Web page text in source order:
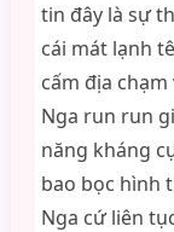
tin đây là sự
cái mát lạnh
cấm địa
Nga run run
năng kháng
bao bọc hình
Nga cứ liên